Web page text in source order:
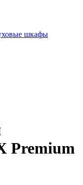
шкафы
Premium